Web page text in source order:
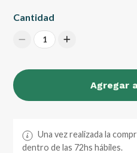
Cantidad
1
Agregar
Una vez realizada la
dentro de las 72hs hábiles.